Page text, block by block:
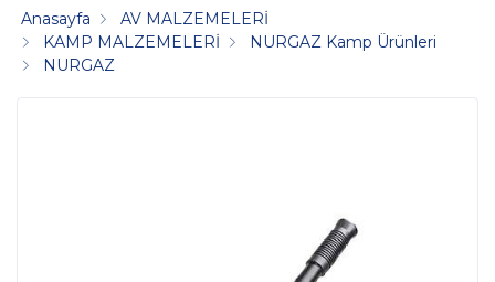
Anasayfa
AV MALZEMELERİ
KAMP MALZEMELERİ
NURGAZ Kamp Ürünleri
NURGAZ